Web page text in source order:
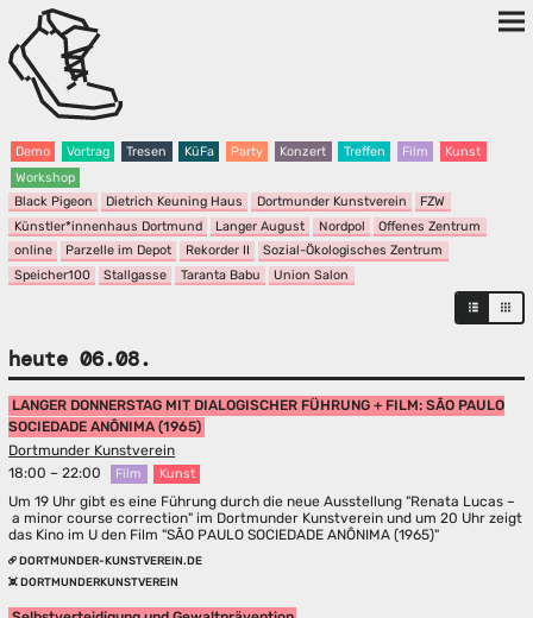
Demo Vortrag Tresen KüFa Party Konzert Treffen Film
Kunst
Workshop
Black Pigeon
Dietrich Keuning Haus Dortmunder Kunstverein
FZW
Künstler*innenhaus Dortmund
Langer August Nordpol
Offenes Zentrum
online
Parzelle im Depot Rekorder II
Sozial-Ökologisches Zentrum
Speicher100
Stallgasse Taranta Babu Union Salon
heute 06.08.
LANGER DONNERSTAG MIT DIALOGISCHER FÜHRUNG + FILM: SÃO PAULO
SOCIEDADE ANÔNIMA (1965)
Dortmunder Kunstverein
18:00 – 22:00
Film Kunst
Um 19 Uhr gibt es eine Führung durch die neue Ausstellung "Renata Lucas –
a minor course correction" im Dortmunder Kunstverein und um 20 Uhr zeigt
das Kino im U den Film "SÃO PAULO SOCIEDADE ANÔNIMA (1965)"
DORTMUNDER-KUNSTVEREIN.DE
DORTMUNDERKUNSTVEREIN